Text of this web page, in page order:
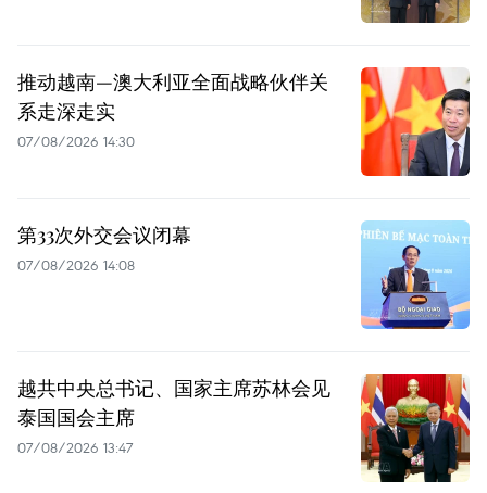
推动越南—澳大利亚全面战略伙伴关
系走深走实
07/08/2026 14:30
第33次外交会议闭幕
07/08/2026 14:08
越共中央总书记、国家主席苏林会见
泰国国会主席
07/08/2026 13:47